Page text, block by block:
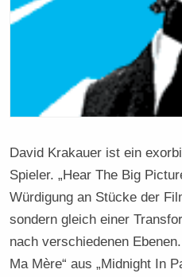
David Krakauer ist ein
Spieler. „Hear The Big
Würdigung an Stücke der
sondern gleich einer
nach verschiedenen
Ma Mère“ aus „Midnight In